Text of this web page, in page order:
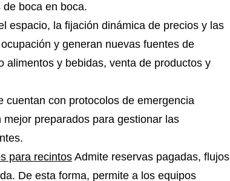
boca en boca.
espacio, la fijación dinámica de precios y las
y generan nuevas fuentes de
alimentos y bebidas, venta de productos y
cuentan con protocolos de emergencia
preparados para gestionar las
para recintosAdmite reservas pagadas, flujos
De esta forma, permite a los equipos